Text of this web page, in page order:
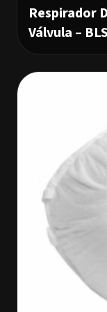
Respirador
Válvula – BLS